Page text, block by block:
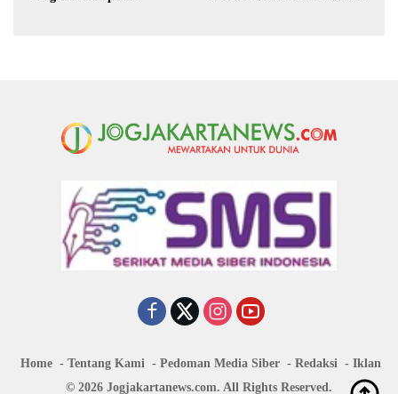
Home Tentang Kami Pedoman Media Siber Redaksi
Iklan
© 2026 Jogjakartanews.com. All Rights Reserved.